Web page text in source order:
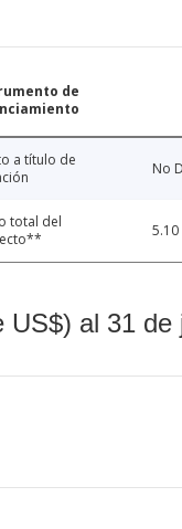
de
a título de
No
total del
5.10
al 31 de